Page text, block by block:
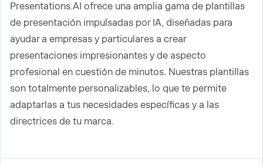
Presentations.AI ofrece una amplia gama de plantillas
de presentación impulsadas por IA, diseñadas para
ayudar a empresas y particulares a crear
presentaciones impresionantes y de aspecto
profesional en cuestión de minutos. Nuestras plantillas
son totalmente personalizables, lo que te permite
adaptarlas a tus necesidades específicas y a las
directrices de tu marca.